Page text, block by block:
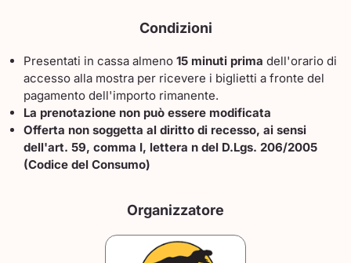
Condizioni
Presentati in cassa almeno 15 minuti prima dell'orario di
accesso alla mostra per ricevere i biglietti a fronte del
pagamento dell'importo rimanente.
La prenotazione non può essere modificata
Offerta non soggetta al diritto di recesso, ai sensi
dell'art. 59, comma I, lettera n del D.Lgs. 206/2005
(Codice del Consumo)
Organizzatore